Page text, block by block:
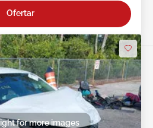
Ofertar
for more images